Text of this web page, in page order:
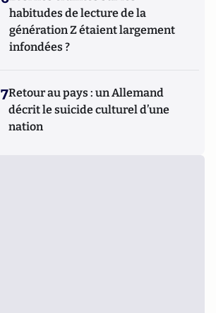
habitudes de lecture de la
génération Z étaient largement
infondées ?
7Retour au pays : un Allemand
décrit le suicide culturel d’une
nation